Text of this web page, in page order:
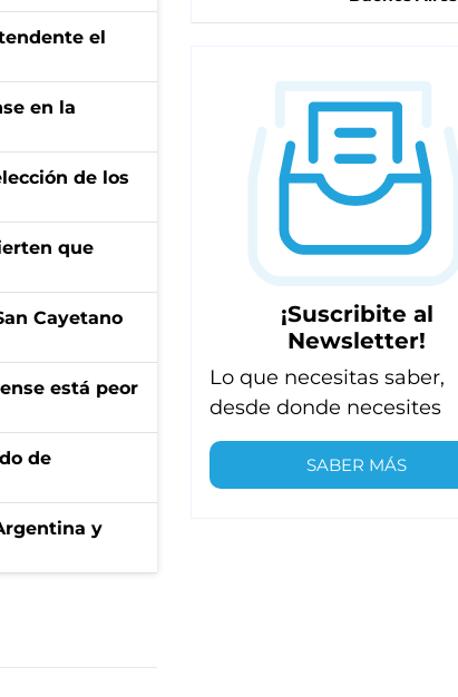
el
en la
de los
que
Cayetano
está peor
de
y
¡Suscribite al
Newsletter!
Lo que necesitas saber,
desde donde necesites
SABER MÁS